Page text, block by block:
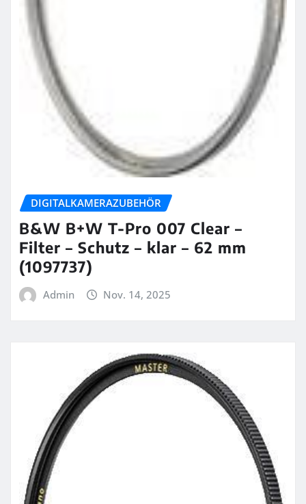
DIGITALKAMERAZUBEHÖR
B&W B+W T-Pro 007 Clear –
Filter – Schutz – klar – 62 mm
(1097737)
Admin Nov. 14, 2025